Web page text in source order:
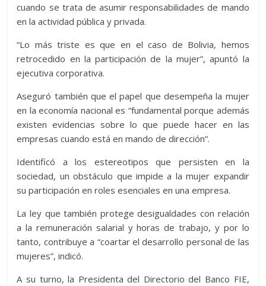
cuando se trata de asumir responsabilidades de mando
en la actividad pública y privada.
“Lo más triste es que en el caso de Bolivia, hemos
retrocedido en la participación de la mujer”, apuntó la
ejecutiva corporativa.
Aseguró también que el papel que desempeña la mujer
en la economía nacional es “fundamental porque además
existen evidencias sobre lo que puede hacer en las
empresas cuando está en mando de dirección”.
Identificó a los estereotipos que persisten en la
sociedad, un obstáculo que impide a la mujer expandir
su participación en roles esenciales en una empresa.
La ley que también protege desigualdades con relación
a la remuneración salarial y horas de trabajo, y por lo
tanto, contribuye a “coartar el desarrollo personal de las
mujeres”, indicó.
A su turno, la Presidenta del Directorio del Banco FIE,